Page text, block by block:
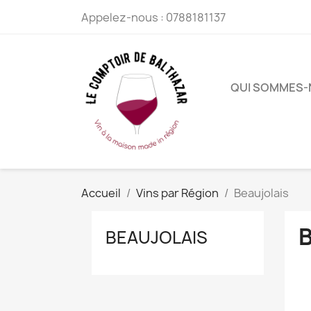
Appelez-nous : 0788181137
QUI SOMMES-
Accueil Vins par Région Beaujolais
BEAUJOLAIS